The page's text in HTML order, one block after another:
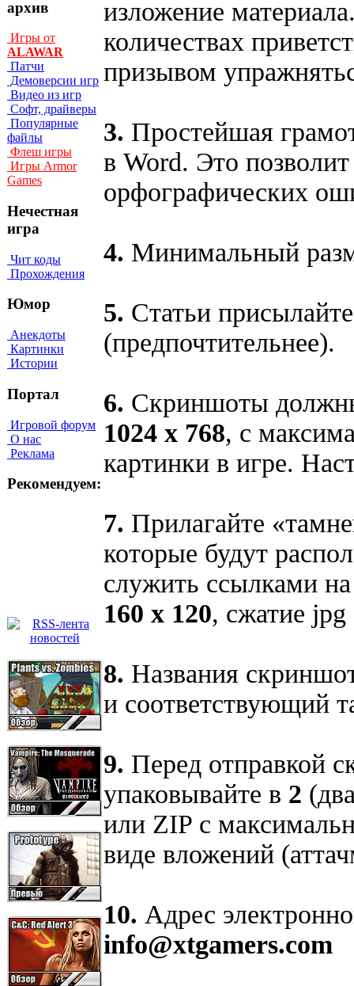
архив
Игры от
ALAWAR
Патчи
Демоверсии игр
Видео из игр
Софт, драйверы
Популярные
файлы
Флеш игры
Игры Armor
Games
Нечестная
игра
Чит коды
Прохождения
Юмор
Анекдоты
Картинки
Истории
Портал
Игровой форум
О нас
Реклама
Рекомендуем:
изложение
количествах
призывом
3. Простейшая
в Word. Это
орфографических
4. Минимальный
5. Статьи
(предпочтительнее).
6. Скриншоты
1024 х 768, с
картинки в игре.
7. Прилагайте
которые будут
служить ссылками
160 x 120, сжатие
8. Названия
и соответствующий
9. Перед отправкой
упаковывайте в 2
или ZIP с
виде вложений
10. Адрес
info@xtgamers.com